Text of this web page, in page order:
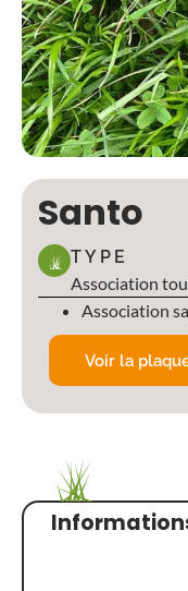
Santo
TYPE
Association
Association
Voir la